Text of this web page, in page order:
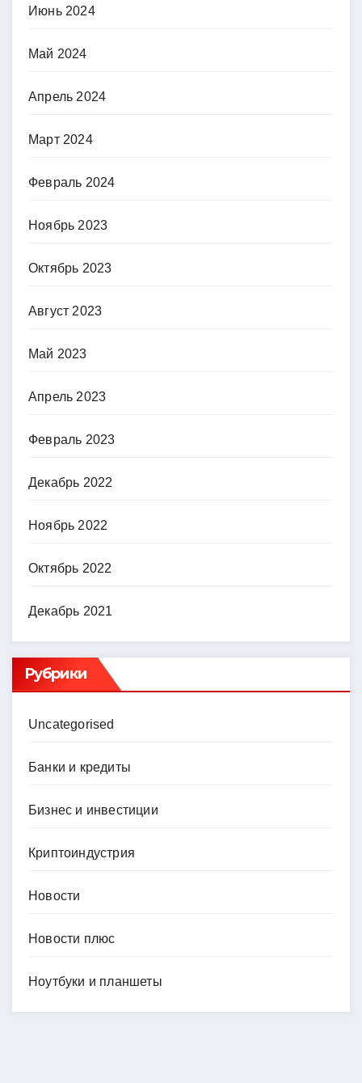
Июнь 2024
Май 2024
Апрель 2024
Март 2024
Февраль 2024
Ноябрь 2023
Октябрь 2023
Август 2023
Май 2023
Апрель 2023
Февраль 2023
Декабрь 2022
Ноябрь 2022
Октябрь 2022
Декабрь 2021
Рубрики
Uncategorised
Банки и кредиты
Бизнес и инвестиции
Криптоиндустрия
Новости
Новости плюс
Ноутбуки и планшеты